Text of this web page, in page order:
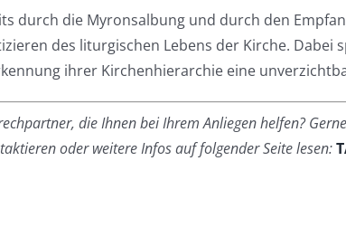
durch die Myronsalbung und durch den
des liturgischen Lebens der Kirche. Dabei
ihrer Kirchenhierarchie eine
die Ihnen bei Ihrem Anliegen helfen?
oder weitere Infos auf folgender Seite lesen: